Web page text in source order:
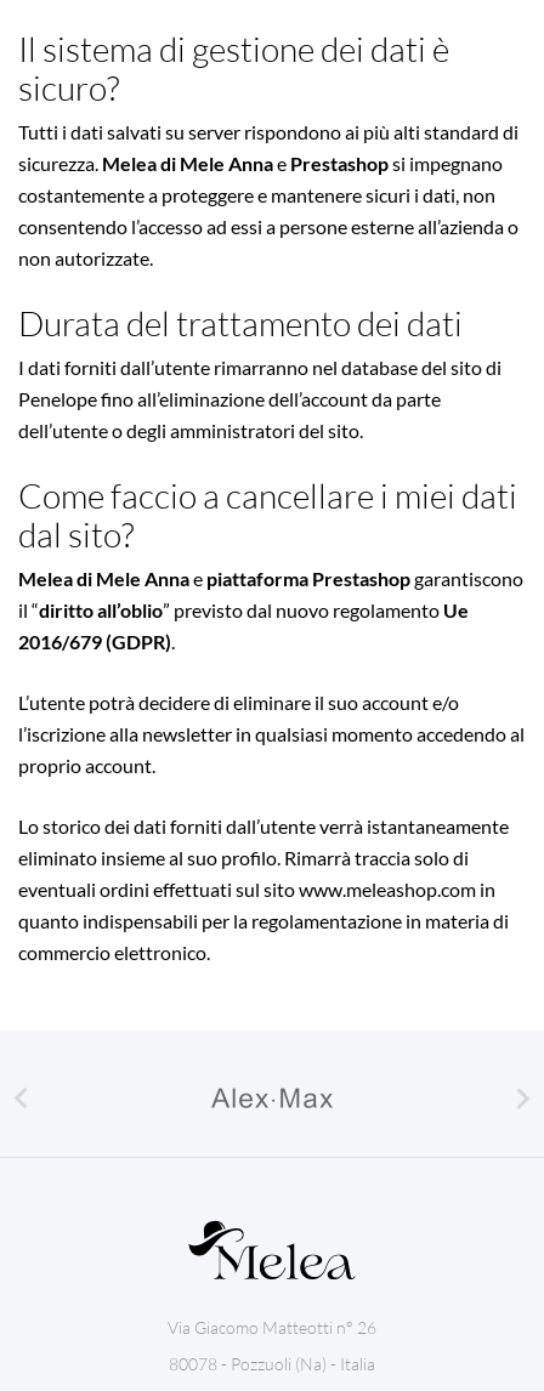
Il sistema di gestione dei dati è
sicuro?
Tutti i dati salvati su server rispondono ai più alti standard di
sicurezza. Melea di Mele Annae Prestashopsi impegnano
costantemente a proteggere e mantenere sicuri i dati, non
consentendo l’accesso ad essi a persone esterne all’azienda o
non autorizzate.
Durata del trattamento dei dati
I dati forniti dall’utente rimarranno nel database del sito di
Penelope fino all’eliminazione dell’account da parte
dell’utente o degli amministratori del sito.
Come faccio a cancellare i miei dati
dal sito?
Melea di Mele Annae piattaforma Prestashopgarantiscono
il “diritto all’oblio” previsto dal nuovo regolamento Ue
2016/679 (GDPR).
L’utente potrà decidere di eliminare il suo account e/o
l’iscrizione alla newsletter in qualsiasi momento accedendo al
proprio account.
Lo storico dei dati forniti dall’utente verrà istantaneamente
eliminato insieme al suo profilo. Rimarrà traccia solo di
eventuali ordini effettuati sul sito www.meleashop.com in
quanto indispensabili per la regolamentazione in materia di
commercio elettronico.
 
Via Giacomo Matteotti n° 26
80078 - Pozzuoli (Na) - Italia